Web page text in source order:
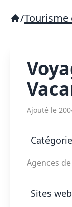
/Tourisme
Ajouté le
Agences
Sites